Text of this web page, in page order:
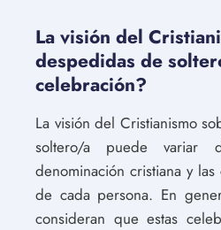
La visión del
despedidas de
celebración?
La visión del Cristianismo
soltero/a puede variar
denominación cristiana y
de cada persona. En
consideran que estas